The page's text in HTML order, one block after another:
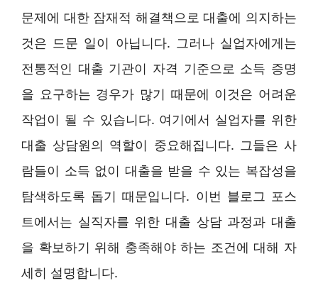
문제에 대한 잠재적 해결책으로 대출에 의지하는
것은 드문 일이 아닙니다. 그러나 실업자에게는
전통적인 대출 기관이 자격 기준으로 소득 증명
을 요구하는 경우가 많기 때문에 이것은 어려운
작업이 될 수 있습니다. 여기에서 실업자를 위한
대출 상담원의 역할이 중요해집니다. 그들은 사
람들이 소득 없이 대출을 받을 수 있는 복잡성을
탐색하도록 돕기 때문입니다. 이번 블로그 포스
트에서는 실직자를 위한 대출 상담 과정과 대출
을 확보하기 위해 충족해야 하는 조건에 대해 자
세히 설명합니다.